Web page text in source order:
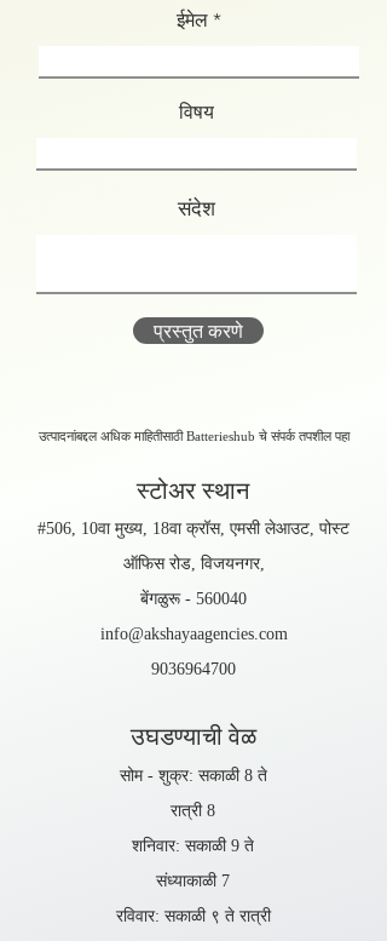
ईमेल
विषय
संदेश
प्रस्तुत करणे
उत्पादनांबद्दल अधिक माहितीसाठी Batterieshub चे संपर्क तपशील पहा
स्टोअर स्थान
#506, 10वा मुख्य, 18वा क्रॉस, एमसी लेआउट, पोस्ट
ऑफिस रोड, विजयनगर,
बेंगळुरू - 560040
info@akshayaagencies.com
9036964700
उघडण्याची वेळ
सोम - शुक्र: सकाळी 8 ते
रात्री 8
शनिवार: सकाळी 9 ते
संध्याकाळी 7
रविवार: सकाळी ९ ते रात्री